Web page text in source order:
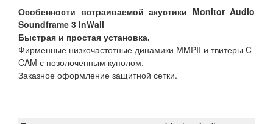
Особенности встраиваемой акустики Monitor Audio
Soundframe 3 InWall
Быстрая и простая установка.
Фирменные низкочастотные динамики MMPII и твитеры C-
CAM с позолоченным куполом.
Заказное оформление защитной сетки.